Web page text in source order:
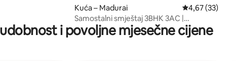
Kuća – Madurai
Prosječna
4,67 (33)
Samostalni smještaj 3BHK 3AC |
Meenakshi-Alagar Central |
i povoljne mjesečne cijene